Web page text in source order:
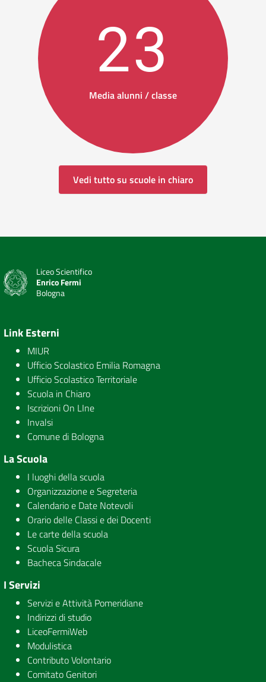
23
Media alunni / classe
Vedi tutto su scuole in chiaro
Liceo Scientifico
Enrico Fermi
Bologna
Link Esterni
MIUR
Ufficio Scolastico Emilia Romagna
Ufficio Scolastico Territoriale
Scuola in Chiaro
Iscrizioni On LIne
Invalsi
Comune di Bologna
La Scuola
I luoghi della scuola
Organizzazione e Segreteria
Calendario e Date Notevoli
Orario delle Classi e dei Docenti
Le carte della scuola
Scuola Sicura
Bacheca Sindacale
I Servizi
Servizi e Attività Pomeridiane
Indirizzi di studio
LiceoFermiWeb
Modulistica
Contributo Volontario
Comitato Genitori